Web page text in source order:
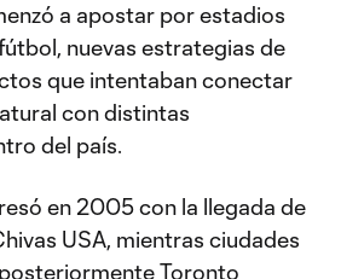
a apostar por estadios
nuevas estrategias de
que intentaban conectar
con distintas
del país.
en 2005 con la llegada de
USA, mientras ciudades
Toronto